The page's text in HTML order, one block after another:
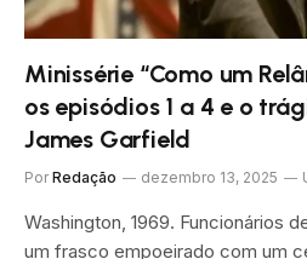
Minissérie “Como um
os episódios 1 a 4 e o
James Garfield
Por Redação dezembro 13, 2025
Washington, 1969. Funcionários
um frasco empoeirado com um